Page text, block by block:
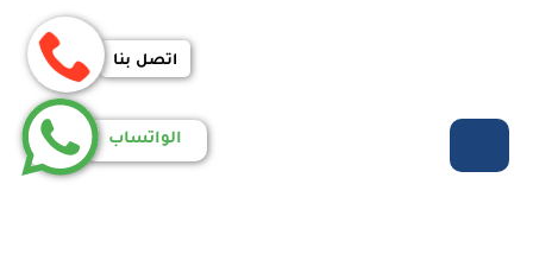
اتصل بنا
الواتساب